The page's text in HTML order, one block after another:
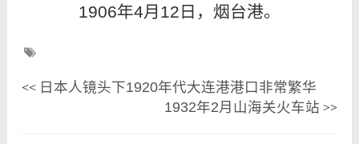
1906年4月12日，烟台港。
<< 日本人镜头下1920年代大连港港口非常繁华
1932年2月山海关火车站 >>